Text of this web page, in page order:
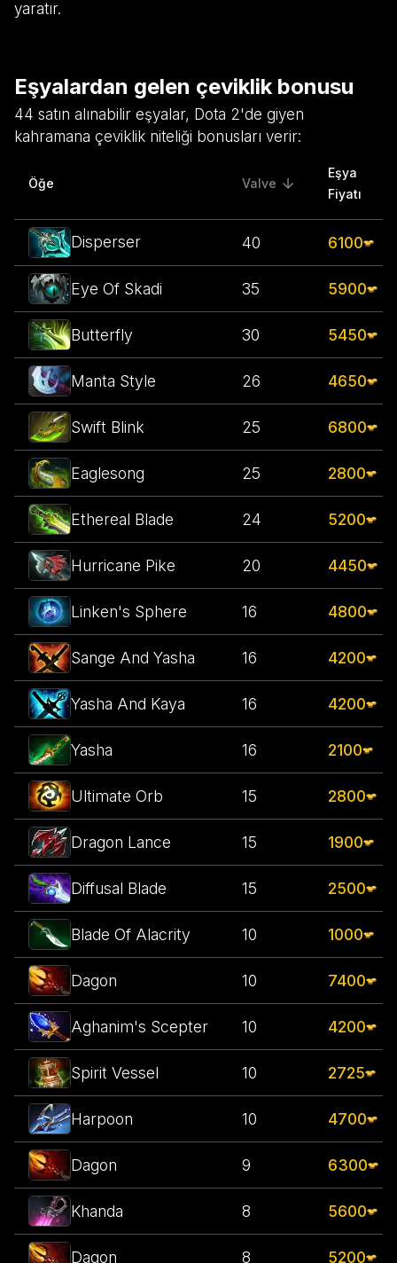
yaratır.
Eşyalardan gelen çeviklik bonusu
44 satın alınabilir eşyalar, Dota 2'de giyen
kahramana çeviklik niteliği bonusları verir:
Öğe Valve
sorted descending
Eşya
Fiyatı
Disperser 40 6100
Eye Of Skadi 35 5900
Butterfly 30 5450
Manta Style 26 4650
Swift Blink 25 6800
Eaglesong 25 2800
Ethereal Blade 24 5200
Hurricane Pike 20 4450
Linken's Sphere 16 4800
Sange And Yasha 16 4200
Yasha And Kaya 16 4200
Yasha 16 2100
Ultimate Orb 15 2800
Dragon Lance 15 1900
Diffusal Blade 15 2500
Blade Of Alacrity 10 1000
Dagon 10 7400
Aghanim's Scepter 10 4200
Spirit Vessel 10 2725
Harpoon 10 4700
Dagon 9 6300
Khanda 8 5600
Dagon 8 5200